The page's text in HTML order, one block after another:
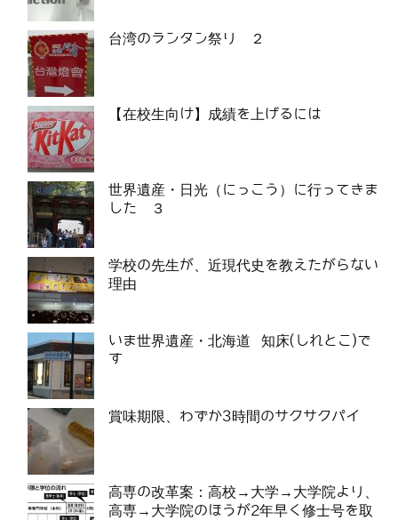
台湾のランタン祭り ２
【在校生向け】成績を上げるには
世界遺産・日光（にっこう）に行ってきま
した ３
学校の先生が、近現代史を教えたがらない
理由
いま世界遺産・北海道 知床(しれとこ)で
す
賞味期限、わずか3時間のサクサクパイ
高専の改革案：高校→大学→大学院より、
高専→大学院のほうが2年早く修士号を取